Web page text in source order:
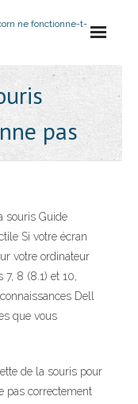
ne fonctionne-t-
pas
souris Guide
Si votre écran
votre ordinateur
8 (8.1) et 10,
Dell
que vous
de la souris pour
pas correctement